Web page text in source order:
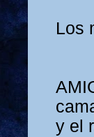
Los
y el